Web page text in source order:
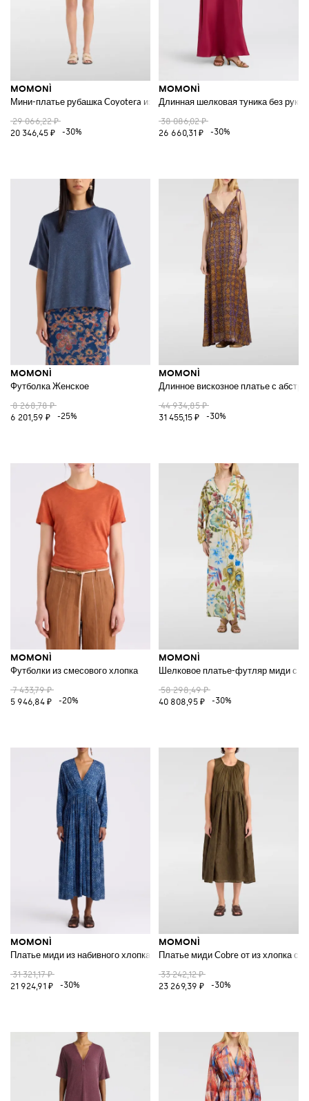
MOMONÌ
Мини-платье рубашка Coyotera из хлопкового поплина и кружева
29 066,22 ₽
20 346,45 ₽
-30%
MOMONÌ
Длинная шелковая туника без
38 086,02 ₽
26 660,31 ₽
-30%
MOMONÌ
Футболка Женское
8 268,78 ₽
6 201,59 ₽
-25%
MOMONÌ
Длинное вискозное платье с
44 934,85 ₽
31 455,15 ₽
-30%
MOMONÌ
Футболки из смесового хлопка
7 433,79 ₽
5 946,84 ₽
-20%
MOMONÌ
Шелковое платье-футляр миди с
58 298,49 ₽
40 808,95 ₽
-30%
MOMONÌ
Платье миди из набивного хлопка
31 321,17 ₽
21 924,91 ₽
-30%
MOMONÌ
Платье миди Cobre от из хлопка с
33 242,12 ₽
23 269,39 ₽
-30%